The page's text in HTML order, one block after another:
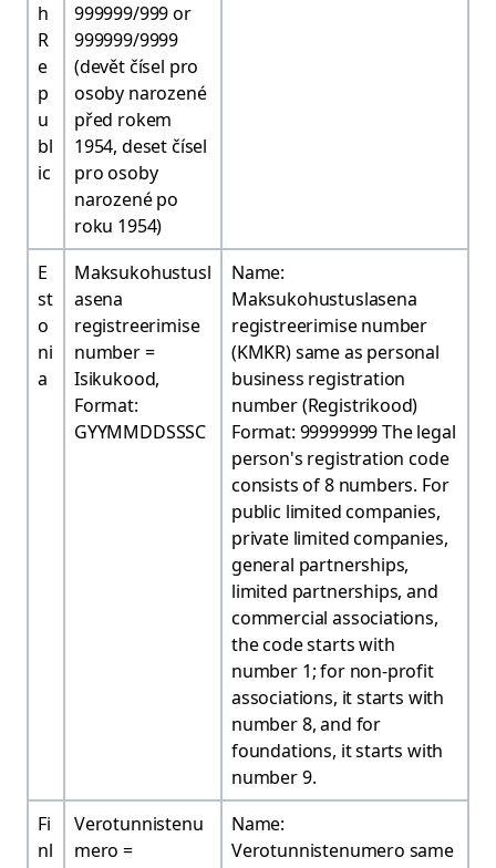
h
R
e
p
u
bl
ic
999999/999 or
999999/9999
(devět čísel pro
osoby narozené
před rokem
1954, deset čísel
pro osoby
narozené po
roku 1954)
E
st
o
ni
a
Maksukohustusl
asena
registreerimise
number =
Isikukood,
Format:
GYYMMDDSSSC
Name:
Maksukohustuslasena
registreerimise number
(KMKR) same as personal
business registration
number (Registrikood)
Format: 99999999 The legal
person's registration code
consists of 8 numbers. For
public limited companies,
private limited companies,
general partnerships,
limited partnerships, and
commercial associations,
the code starts with
number 1; for non-profit
associations, it starts with
number 8, and for
foundations, it starts with
number 9.
Fi
nl
Verotunnistenu
mero =
Name:
Verotunnistenumero same